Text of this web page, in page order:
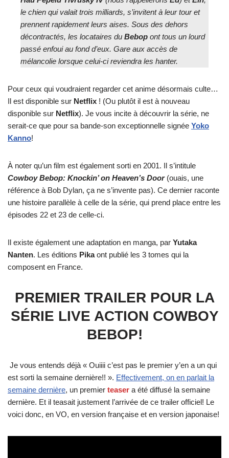
le chien qui valait trois milliards, s’invitent à leur tour et
prennent rapidement leurs aises. Sous des dehors
décontractés, les locataires du Bebopont tous un lourd
passé enfoui au fond d’eux. Gare aux accès de
mélancolie lorsque celui-ci reviendra les hanter.
Pour ceux qui voudraient regarder cet anime désormais culte…
Il est disponible sur Netflix ! (Ou plutôt il est à nouveau
disponible sur Netflix). Je vous incite à découvrir la série, ne
serait-ce que pour sa bande-son exceptionnelle signée Yoko
Kanno!
À noter qu’un film est également sorti en 2001. Il s’intitule
Cowboy Bebop: Knockin’ on Heaven’s Door(ouais, une
référence à Bob Dylan, ça ne s’invente pas). Ce dernier raconte
une histoire parallèle à celle de la série, qui prend place entre les
épisodes 22 et 23 de celle-ci.
Il existe également une adaptation en manga, par Yutaka
Nanten. Les éditions Pikaont publié les 3 tomes qui la
composent en France.
PREMIER TRAILER POUR LA
SÉRIE LIVE ACTION COWBOY
BEBOP!
Je vous entends déjà « Ouiiii c’est pas le premier y’en a un qui
est sorti la semaine dernière!! ». Effectivement, on en parlait la
semaine dernière, un premier teaser a été diffusé la semaine
dernière. Et il teasait justement l’arrivée de ce trailer officiel! Le
voici donc, en VO, en version française et en version japonaise!